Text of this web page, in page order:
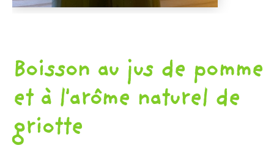
Boisson au jus de pomme
et à l'arôme naturel de
griotte